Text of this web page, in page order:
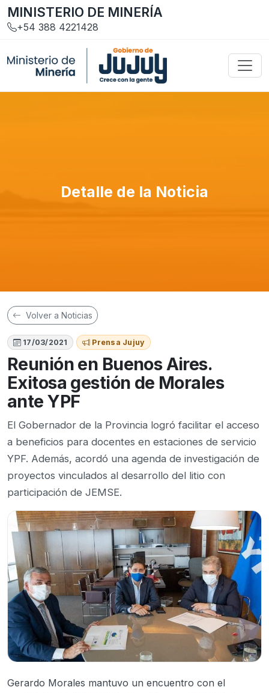
MINISTERIO DE MINERÍA
+54 388 4221428
Detalle de la Noticia
Volver a Noticias
17/03/2021 Prensa Jujuy
Reunión en Buenos Aires.
Exitosa gestión de Morales
ante YPF
El Gobernador de la Provincia logró facilitar el acceso
a beneficios para docentes en estaciones de servicio
YPF. Además, acordó una agenda de investigación de
proyectos vinculados al desarrollo del litio con
participación de JEMSE.
Gerardo Morales mantuvo un encuentro con el